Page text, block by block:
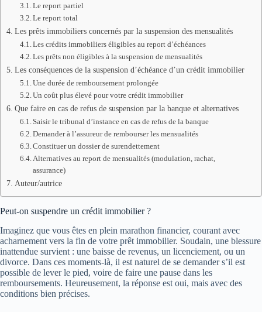
Le report partiel
Le report total
Les prêts immobiliers concernés par la suspension des mensualités
Les crédits immobiliers éligibles au report d’échéances
Les prêts non éligibles à la suspension de mensualités
Les conséquences de la suspension d’échéance d’un crédit immobilier
Une durée de remboursement prolongée
Un coût plus élevé pour votre crédit immobilier
Que faire en cas de refus de suspension par la banque et alternatives
Saisir le tribunal d’instance en cas de refus de la banque
Demander à l’assureur de rembourser les mensualités
Constituer un dossier de surendettement
Alternatives au report de mensualités (modulation, rachat,
assurance)
Auteur/autrice
Peut-on suspendre un crédit immobilier ?
Imaginez que vous êtes en plein marathon financier, courant avec
acharnement vers la fin de votre prêt immobilier. Soudain, une blessure
inattendue survient : une baisse de revenus, un licenciement, ou un
divorce. Dans ces moments-là, il est naturel de se demander s’il est
possible de lever le pied, voire de faire une pause dans les
remboursements. Heureusement, la réponse est oui, mais avec des
conditions bien précises.